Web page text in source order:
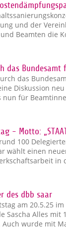
und der
Beamten die
das Bundesamt
das
Diskussion
nun für
- Motto:
100
wählt einen
in
des dbb saar
am 20.5.25 im
Sascha Alles mit
wurde mit